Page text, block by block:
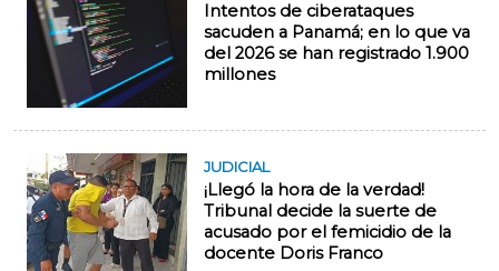
Intentos de ciberataques
sacuden a Panamá; en lo que va
del 2026 se han registrado 1.900
millones
JUDICIAL
¡Llegó la hora de la verdad!
Tribunal decide la suerte de
acusado por el femicidio de la
docente Doris Franco